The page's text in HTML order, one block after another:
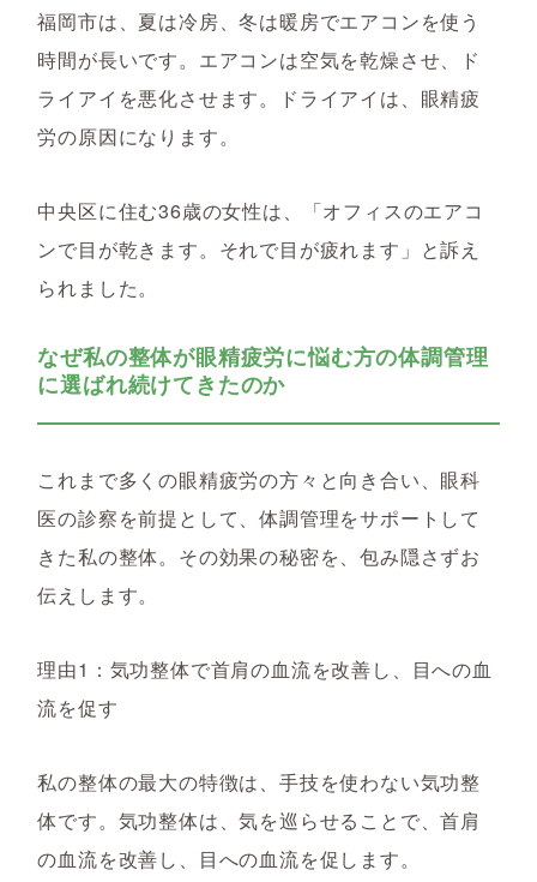
福岡市は、夏は冷房、冬は暖房でエアコンを使う
時間が長いです。エアコンは空気を乾燥させ、ド
ライアイを悪化させます。ドライアイは、眼精疲
労の原因になります。
中央区に住む36歳の女性は、「オフィスのエアコ
ンで目が乾きます。それで目が疲れます」と訴え
られました。
なぜ私の整体が眼精疲労に悩む方の体調管理
に選ばれ続けてきたのか
これまで多くの眼精疲労の方々と向き合い、眼科
医の診察を前提として、体調管理をサポートして
きた私の整体。その効果の秘密を、包み隠さずお
伝えします。
理由1：気功整体で首肩の血流を改善し、目への血
流を促す
私の整体の最大の特徴は、手技を使わない気功整
体です。気功整体は、気を巡らせることで、首肩
の血流を改善し、目への血流を促します。